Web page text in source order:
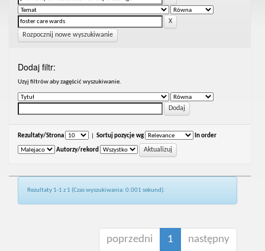
Rozpocznij nowe wyszukiwanie
Dodaj filtr:
Uzyj filtrów aby zagęścić wyszukiwanie.
Rezultaty/Strona Sortuj pozycje wg In order
Autorzy/rekord
Rezultaty 1-1 z 1 (Czas wyszukiwania: 0.001 sekund).
poprzedni 1 następny